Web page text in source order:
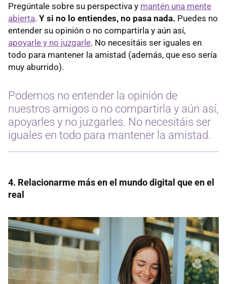
Pregúntale sobre su perspectiva y mantén una mente
abierta. Y si no lo entiendes, no pasa nada. Puedes no
entender su opinión o no compartirla y aún así,
apoyarle y no juzgarle. No necesitáis ser iguales en
todo para mantener la amistad (además, que eso sería
muy aburrido).
Podemos no entender la opinión de
nuestros amigos o no compartirla y aún así,
apoyarles y no juzgarles. No necesitáis ser
iguales en todo para mantener la amistad.
4. Relacionarme más en el mundo digital que en el
real